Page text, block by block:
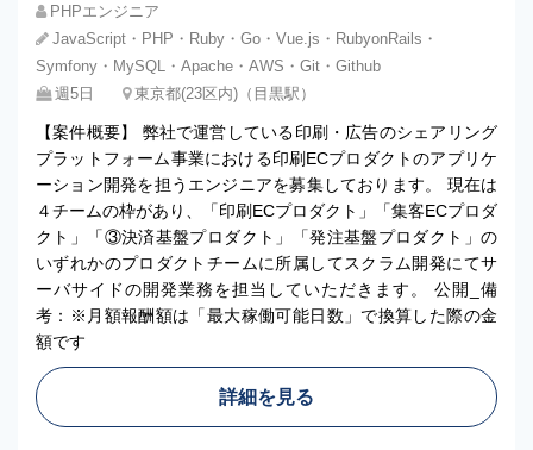
PHPエンジニア
JavaScript・PHP・Ruby・Go・Vue.js・RubyonRails・
Symfony・MySQL・Apache・AWS・Git・Github
週5日
東京都(23区内)（目黒駅）
【案件概要】 弊社で運営している印刷・広告のシェアリング
プラットフォーム事業における印刷ECプロダクトのアプリケ
ーション開発を担うエンジニアを募集しております。 現在は
４チームの枠があり、「印刷ECプロダクト」「集客ECプロダ
クト」「③決済基盤プロダクト」「発注基盤プロダクト」の
いずれかのプロダクトチームに所属してスクラム開発にてサ
ーバサイドの開発業務を担当していただきます。 公開_備
考：※月額報酬額は「最大稼働可能日数」で換算した際の金
額です
詳細を見る